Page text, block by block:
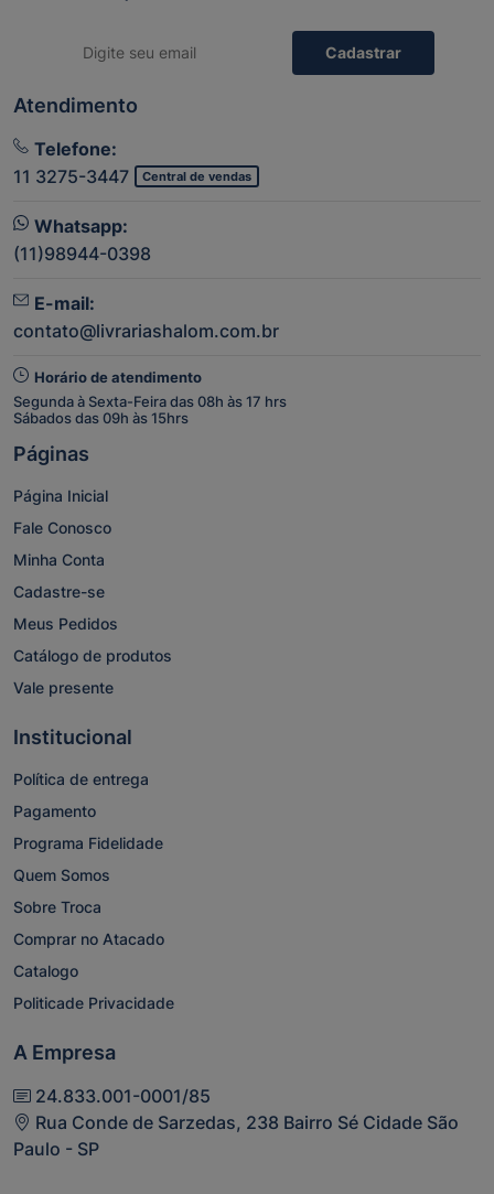
Cadastrar
Atendimento
Telefone:
11 3275-3447
Central de vendas
Whatsapp:
(11)98944-0398
E-mail:
contato@livrariashalom.com.br
Horário de atendimento
Segunda à Sexta-Feira das 08h às 17 hrs
Sábados das 09h às 15hrs
Páginas
Página Inicial
Fale Conosco
Minha Conta
Cadastre-se
Meus Pedidos
Catálogo de produtos
Vale presente
Institucional
Política de entrega
Pagamento
Programa Fidelidade
Quem Somos
Sobre Troca
Comprar no Atacado
Catalogo
Politicade Privacidade
A Empresa
24.833.001-0001/85
Rua Conde de Sarzedas, 238 Bairro Sé Cidade São
Paulo - SP